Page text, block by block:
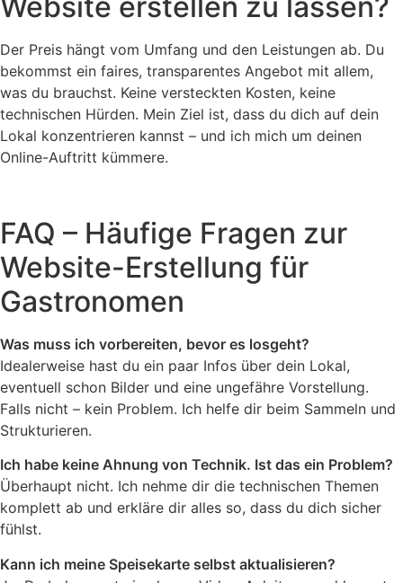
Der Preis hängt vom Umfang und den Leistungen ab. Du
bekommst ein faires, transparentes Angebot mit allem,
was du brauchst. Keine versteckten Kosten, keine
technischen Hürden. Mein Ziel ist, dass du dich auf dein
Lokal konzentrieren kannst – und ich mich um deinen
Online-Auftritt kümmere.
FAQ – Häufige Fragen zur
Website-Erstellung für
Gastronomen
Was muss ich vorbereiten, bevor es losgeht?
Idealerweise hast du ein paar Infos über dein Lokal,
eventuell schon Bilder und eine ungefähre Vorstellung.
Falls nicht – kein Problem. Ich helfe dir beim Sammeln und
Strukturieren.
Ich habe keine Ahnung von Technik. Ist das ein Problem?
Überhaupt nicht. Ich nehme dir die technischen Themen
komplett ab und erkläre dir alles so, dass du dich sicher
fühlst.
Kann ich meine Speisekarte selbst aktualisieren?